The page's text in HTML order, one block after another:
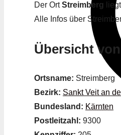
Der OrtStreimberg
Alle Infos über
Übersicht
Ortsname: Streimberg
Bezirk: Sankt Veit an
Bundesland: Kärnten
Postleitzahl: 9300